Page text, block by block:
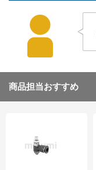
商品担当おすすめ